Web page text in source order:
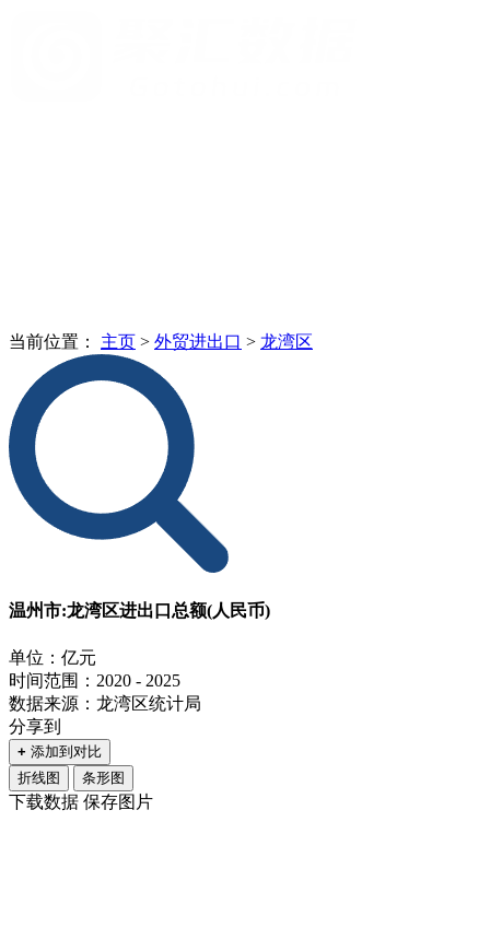
当前位置： 主页 > 外贸进出口 > 龙湾区
温州市:龙湾区进出口总额(人民币)
单位：亿元
时间范围：2020 - 2025
数据来源：龙湾区统计局
分享到
+ 添加到对比
折线图
条形图
下载数据 保存图片